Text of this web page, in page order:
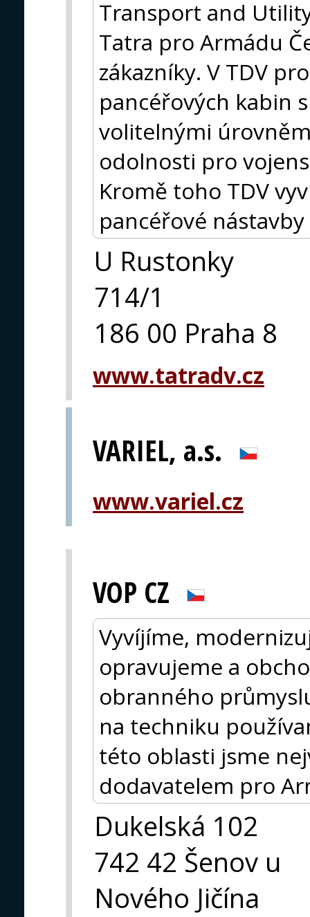
Transport and
Tatra pro Armádu
zákazníky. V TDV
pancéřových kabin
volitelnými
odolnosti pro
Kromě toho TDV
pancéřové
U Rustonky
714/1
186 00 Praha 8
www.tatradv.cz
VARIEL, a.s.
www.variel.cz
VOP CZ
Vyvíjíme,
opravujeme a
obranného
na techniku
této oblasti jsme
dodavatelem pro
Dukelská 102
742 42 Šenov u
Nového Jičína